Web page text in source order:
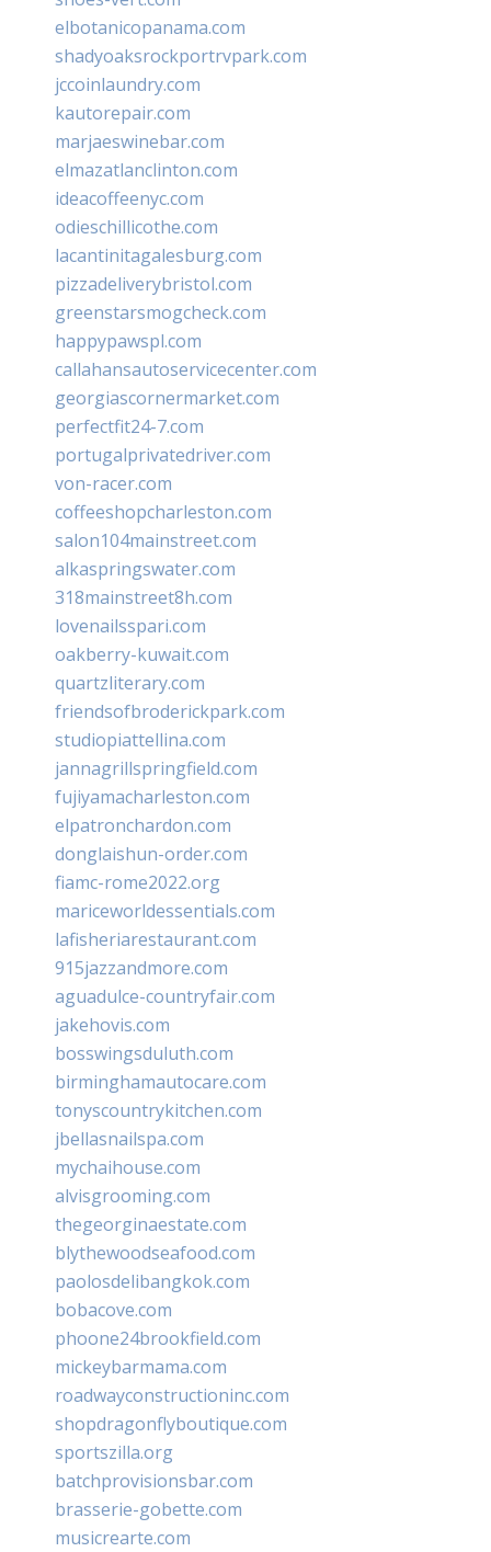
elbotanicopanama.com
shadyoaksrockportrvpark.com
jccoinlaundry.com
kautorepair.com
marjaeswinebar.com
elmazatlanclinton.com
ideacoffeenyc.com
odieschillicothe.com
lacantinitagalesburg.com
pizzadeliverybristol.com
greenstarsmogcheck.com
happypawspl.com
callahansautoservicecenter.com
georgiascornermarket.com
perfectfit24-7.com
portugalprivatedriver.com
von-racer.com
coffeeshopcharleston.com
salon104mainstreet.com
alkaspringswater.com
318mainstreet8h.com
lovenailsspari.com
oakberry-kuwait.com
quartzliterary.com
friendsofbroderickpark.com
studiopiattellina.com
jannagrillspringfield.com
fujiyamacharleston.com
elpatronchardon.com
donglaishun-order.com
fiamc-rome2022.org
mariceworldessentials.com
lafisheriarestaurant.com
915jazzandmore.com
aguadulce-countryfair.com
jakehovis.com
bosswingsduluth.com
birminghamautocare.com
tonyscountrykitchen.com
jbellasnailspa.com
mychaihouse.com
alvisgrooming.com
thegeorginaestate.com
blythewoodseafood.com
paolosdelibangkok.com
bobacove.com
phoone24brookfield.com
mickeybarmama.com
roadwayconstructioninc.com
shopdragonflyboutique.com
sportszilla.org
batchprovisionsbar.com
brasserie-gobette.com
musicrearte.com